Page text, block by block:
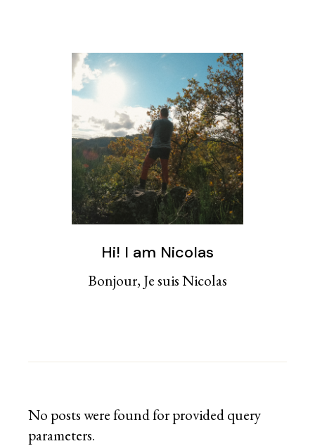
Hi! I am Nicolas
Bonjour, Je suis Nicolas
No posts were found for provided query
parameters.